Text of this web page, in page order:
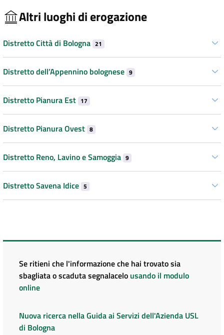
Altri luoghi di erogazione
Distretto Città di Bologna 21
Distretto dell’Appennino bolognese 9
Distretto Pianura Est 17
Distretto Pianura Ovest 8
Distretto Reno, Lavino e Samoggia 9
Distretto Savena Idice 5
Se ritieni che l'informazione che hai trovato sia
sbagliata o scaduta segnalacelo usando il modulo
online
Nuova ricerca nella Guida ai Servizi dell'Azienda USL
di Bologna